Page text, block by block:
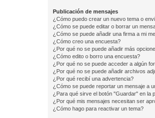
Publicación de mensajes
¿Cómo puedo crear un nuevo tema o
¿Cómo se puede editar o borrar un
¿Cómo se puede añadir una firma a mi
¿Cómo creo una encuesta?
¿Por qué no se puede añadir más
¿Cómo edito o borro una encuesta?
¿Por qué no se puede acceder a algún
¿Por qué no se puede añadir archivos
¿Por qué recibí una advertencia?
¿Cómo se puede reportar un mensaje a
¿Para qué sirve el botón "Guardar" en la
¿Por qué mis mensajes necesitan ser
¿Cómo hago para reactivar un tema?